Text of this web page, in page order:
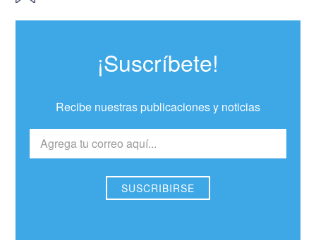
¡Suscríbete!
Recibe nuestras publicaciones y noticias